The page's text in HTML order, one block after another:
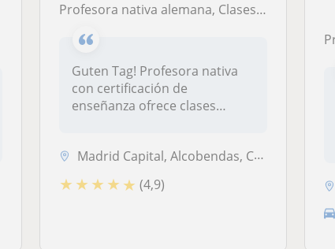
Profesora nativa alemana, Clases particulares a domicilio u online (Zoom, Meet o Skype y Google Classroom
Guten Tag! Profesora nativa
con certificación de
enseñanza ofrece clases
Madrid Capital, Alcobendas, Coslada, Pozuelo de Alarcón
★ ★ ★ ★ ★ (4,9)